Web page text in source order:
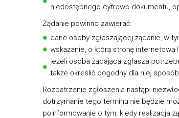
niedostępnego cyfrowo dokumentu,
Żądanie powinno zawierać:
dane osoby zgłaszającej żądanie, w
wskazanie, o którą stronę internetową
jeżeli osoba żądająca zgłasza
także określić dogodny dla niej
Rozpatrzenie zgłoszenia nastąpi
dotrzymanie tego terminu nie będzie
poinformowanie o tym, kiedy realizacja